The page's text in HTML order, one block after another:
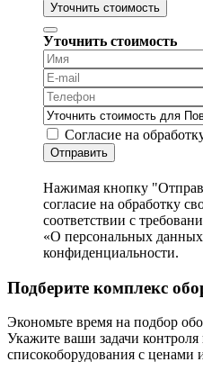
Уточнить стоимость
Уточнить стоимость
Согласие на
Отправить
Нажимая кнопку
согласие на обработку
соответствии с
«О персональных
конфиденциальности.
Подберите комплекс
Экономьте время на подбор
Укажите ваши задачи
списокоборудования с ценами